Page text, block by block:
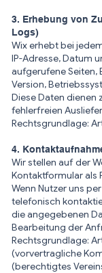
3. Erhebung von
Logs)
Wix erhebt bei
IP-Adresse, Datum
aufgerufene Seiten,
Version,
Diese Daten dienen
fehlerfreien
Rechtsgrundlage:
4.
Wir stellen auf der
Kontaktformular als
Wenn Nutzer uns
telefonisch
die angegebenen
Bearbeitung der
Rechtsgrundlage:
(vorvertragliche
(berechtigtes